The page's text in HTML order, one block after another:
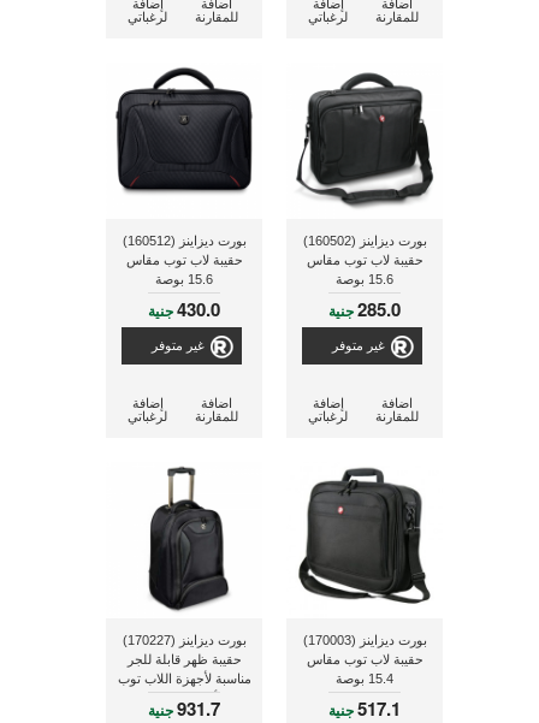
إضافة
لرغباتي
اضافة
للمقارنة
إضافة
لرغباتي
اضافة
للمقارنة
بورت ديزاينز (160502)
حقيبة لاب توب مقاس
15.6 بوصة
285.0جنية
غير متوفر
إضافة
لرغباتي
اضافة
للمقارنة
بورت ديزاينز (160512)
حقيبة لاب توب مقاس
15.6 بوصة
430.0جنية
غير متوفر
إضافة
لرغباتي
اضافة
للمقارنة
بورت ديزاينز (170003)
حقيبة لاب توب مقاس
15.4 بوصة
517.1جنية
بورت ديزاينز (170227)
حقيبة ظهر قابلة للجر
مناسبة لأجهزة اللاب توب
وأجهزة التابلت
931.7جنية